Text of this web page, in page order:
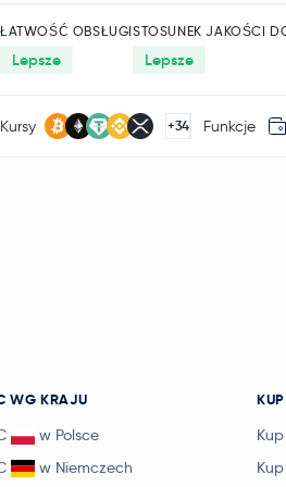
ŁATWOŚĆ OBSŁUGI
Lepsze
STOSUNEK JAKOŚCI
Lepsze
Kursy +34 Funkcje
WG KRAJU
w Polsce
w Niemczech